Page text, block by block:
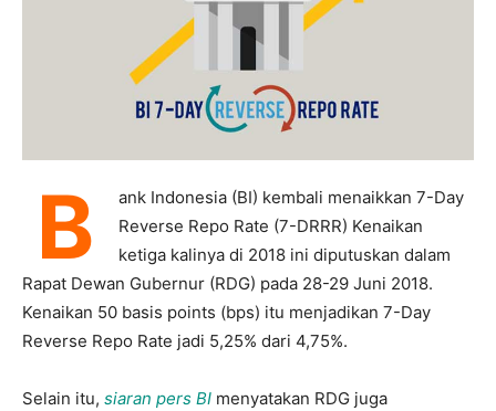
B
ank Indonesia (BI) kembali menaikkan 7-Day
Reverse Repo Rate (7-DRRR) Kenaikan
ketiga kalinya di 2018 ini diputuskan dalam
Rapat Dewan Gubernur (RDG) pada 28-29 Juni 2018.
Kenaikan 50 basis points (bps) itu menjadikan 7-Day
Reverse Repo Rate jadi 5,25% dari 4,75%.
Selain itu, siaran pers BI menyatakan RDG juga